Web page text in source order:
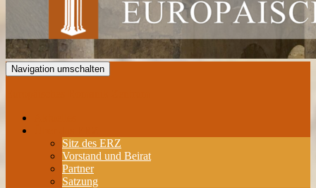
Navigation umschalten
Sitz des ERZ
Vorstand und Beirat
Partner
Satzung